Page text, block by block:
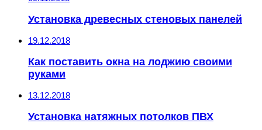
Установка древесных стеновых панелей
19.12.2018
Как поставить окна на лоджию своими
руками
13.12.2018
Установка натяжных потолков ПВХ